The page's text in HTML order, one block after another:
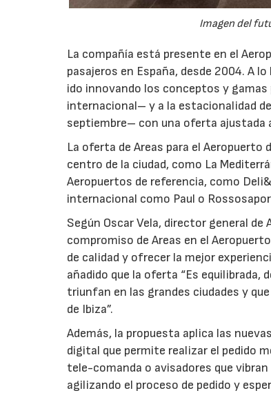
Imagen del
La compañía está presente en el
pasajeros en España, desde 2004. A
ido innovando los conceptos y
internacional– y a la estacionalidad
septiembre– con una oferta ajustada
La oferta de Areas para el
centro de la ciudad, como La
Aeropuertos de referencia, como
internacional como Paul o
Según Oscar Vela, director general
compromiso de Areas en el
de calidad y ofrecer la mejor
añadido que la oferta “Es
triunfan en las grandes ciudades y
de Ibiza”.
Además, la propuesta aplica las
digital que permite realizar el pedido
tele-comanda o avisadores que
agilizando el proceso de pedido y